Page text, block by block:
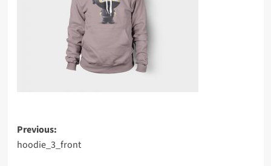
Post
navigation
Previous:
hoodie_3_front